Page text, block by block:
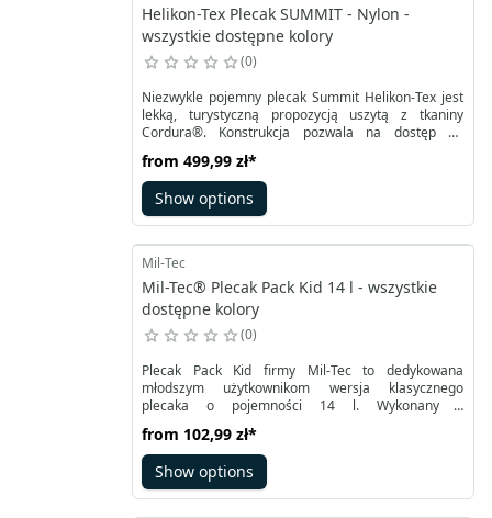
Helikon-Tex Plecak SUMMIT - Nylon -
wszystkie dostępne kolory
0
Niezwykle pojemny plecak Summit Helikon-Tex jest
lekką, turystyczną propozycją uszytą z tkaniny
Cordura®. Konstrukcja pozwala na dostęp do
zamek, ułatwiając organizację przenoszonych
przedmiotów. Górne zamknięcie to rolowany komin
Rolltop zapewniający bezpieczeństwo ekwipunku.
Podręczne elementy można przenosić w bocznych
na pasie biodrowym.
from 499,99 zł*
Show options
Mil-Tec
Mil-Tec® Plecak Pack Kid 14 l - wszystkie
dostępne kolory
0
Plecak Pack Kid firmy Mil-Tec to dedykowana
młodszym użytkownikom wersja klasycznego
plecaka o pojemności 14 l. Wykonany z
pokryty powłoką PVC zabezpieczającą przed
wilgocią. Posiada dwie duże komory zamykane na
dwukierunkowy zamek błyskawiczny, które służą do
przenoszenia podstawowego ekwipunku. Wewnątrz
from 102,99 zł*
Show options